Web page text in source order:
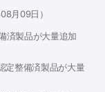
月09日）
済製品が大量追加
定整備済製品が大量